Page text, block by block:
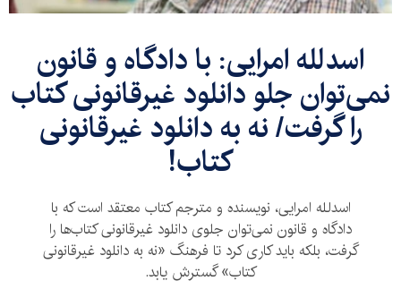
اسدلله امرایی: با دادگاه و قانون
نمی‌توان جلو دانلود غیرقانونی کتاب
را گرفت/ نه به دانلود غیرقانونی
کتاب!
اسدلله امرایی، نویسنده و مترجم کتاب معتقد است که با
دادگاه و قانون نمی‌توان جلوی دانلود غیرقانونی کتاب‌ها را
گرفت، بلکه باید کاری کرد تا فرهنگ «نه به دانلود غیرقانونی
کتاب» گسترش یابد.